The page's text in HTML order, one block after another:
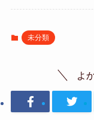
未分類
よ